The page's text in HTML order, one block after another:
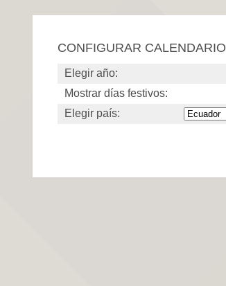
CONFIGURAR CALENDARIO
Elegir año:
Mostrar días festivos:
Elegir país: